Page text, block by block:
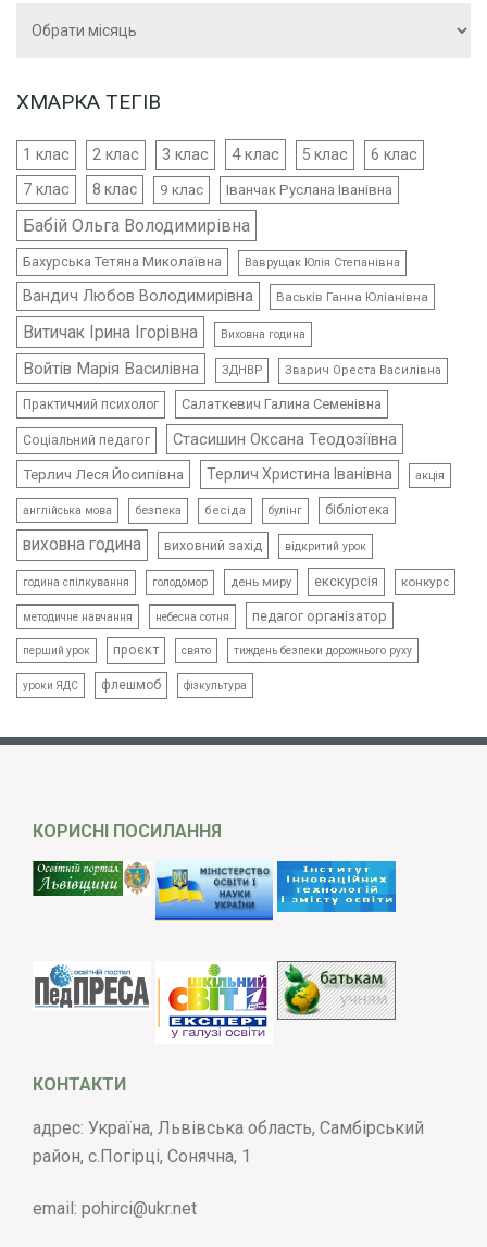
ХМАРКА ТЕГІВ
1 клас 2 клас 3 клас 4 клас 5 клас 6 клас
7 клас 8 клас 9 клас Іванчак Руслана Іванівна
Бабій Ольга Володимирівна
Бахурська Тетяна Миколаївна Ваврущак Юлія Степанівна
Вандич Любов Володимирівна Васьків Ганна Юліанівна
Витичак Ірина Ігорівна Виховна година
Войтів Марія Василівна ЗДНВР Зварич Ореста Василівна
Практичний психолог Салаткевич Галина Семенівна
Соціальний педагог Стасишин Оксана Теодозіївна
Терлич Леся Йосипівна Терлич Христина Іванівна акція
англійська мова безпека бесіда булінг бібліотека
виховна година виховний захід відкритий урок
година спілкування голодомор день миру екскурсія конкурс
методичне навчання небесна сотня педагог організатор
перший урок проєкт свято тиждень безпеки дорожнього руху
уроки ЯДС флешмоб фізкультура
КОРИСНІ ПОСИЛАННЯ
КОНТАКТИ
адрес: Україна, Львівська область, Самбірський
район, с.Погірці, Сонячна, 1
email: pohirci@ukr.net